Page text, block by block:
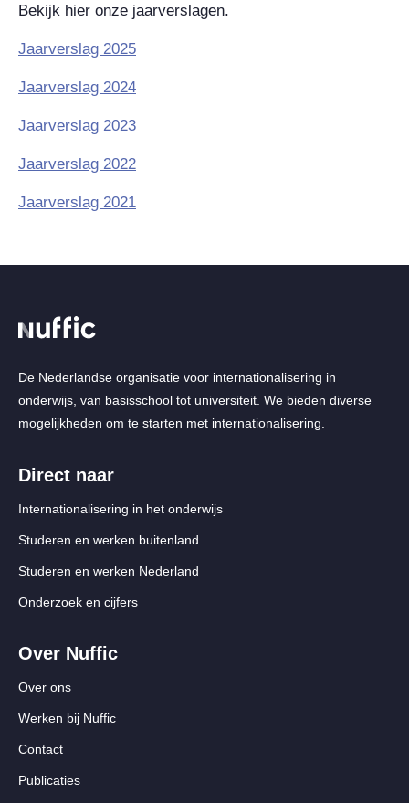
Bekijk hier onze jaarverslagen.
Jaarverslag 2025
Jaarverslag 2024
Jaarverslag 2023
Jaarverslag 2022
Jaarverslag 2021
De Nederlandse organisatie voor internationalisering in
onderwijs, van basisschool tot universiteit. We bieden diverse
mogelijkheden om te starten met internationalisering.
Direct naar
Internationalisering in het onderwijs
Studeren en werken buitenland
Studeren en werken Nederland
Onderzoek en cijfers
Over Nuffic
Over ons
Werken bij Nuffic
Contact
Publicaties